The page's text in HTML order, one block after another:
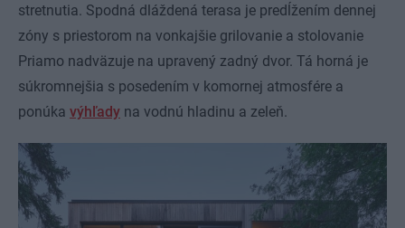
stretnutia. Spodná dláždená terasa je predĺžením dennej
zóny s priestorom na vonkajšie grilovanie a stolovanie
Priamo nadväzuje na upravený zadný dvor. Tá horná je
súkromnejšia s posedením v komornej atmosfére a
ponúka výhľady na vodnú hladinu a zeleň.